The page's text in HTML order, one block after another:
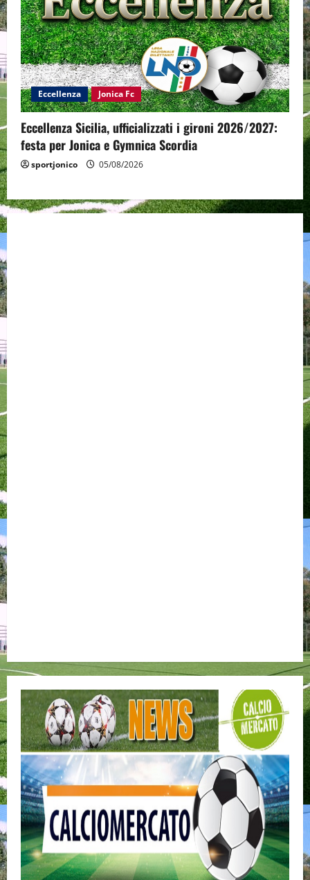
Eccellenza Jonica Fc
Eccellenza Sicilia, ufficializzati i gironi 2026/2027:
festa per Jonica e Gymnica Scordia
sportjonico 05/08/2026